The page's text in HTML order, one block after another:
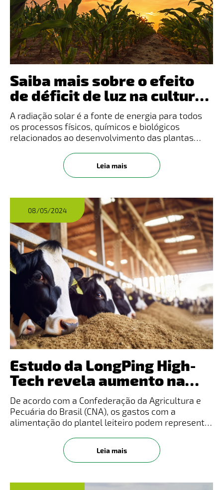
Saiba mais sobre o efeito
de déficit de luz na cultura
do milho
A radiação solar é a fonte de energia para todos
os processos físicos, químicos e biológicos
relacionados ao desenvolvimento das plantas
milho (90%) provem da fixação de CO2 pelo
processo da fotossíntesLeia mais
08/05/2024
Estudo da LongPing High-
Tech revela aumento na
produção da silagem de
milho com otimização da
área plantada
De acordo com a Confederação da Agricultura e
Pecuária do Brasil (CNA), os gastos com a
alimentação do plantel leiteiro podem representar
(COE). Para garantir a produtividade do rebanho
com baixo custo, a si
Leia mais